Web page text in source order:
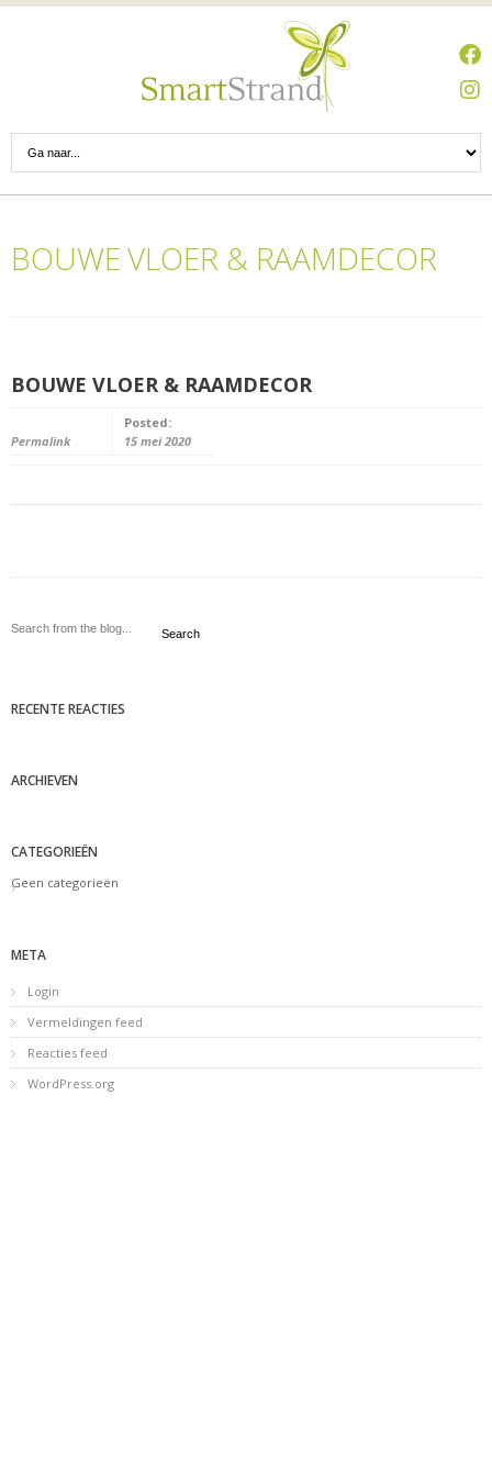
BOUWE VLOER & RAAMDECOR
BOUWE VLOER & RAAMDECOR
Permalink
Posted:
15 mei 2020
Search
RECENTE REACTIES
ARCHIEVEN
CATEGORIEËN
Geen categorieën
META
Login
Vermeldingen feed
Reacties feed
WordPress.org